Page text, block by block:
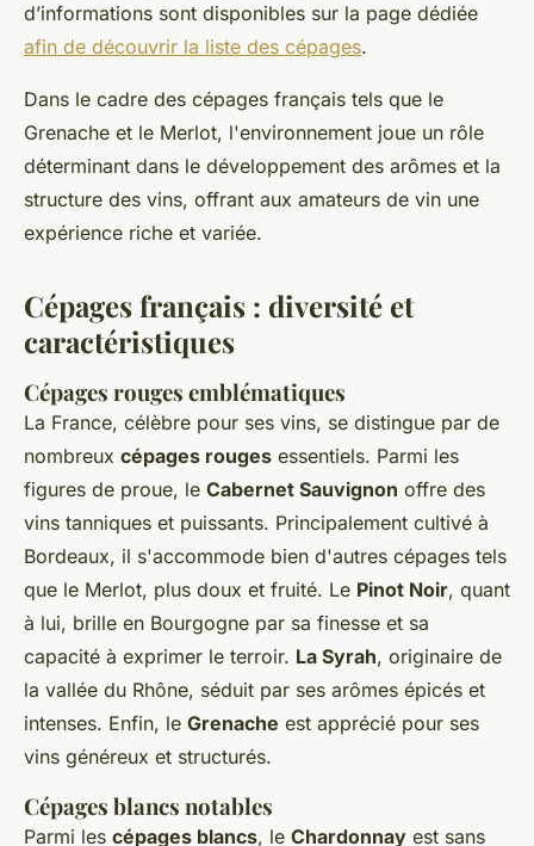
d’informations sont disponibles sur la page dédiée
afin de découvrir la liste des cépages.
Dans le cadre des cépages français tels que le
Grenache et le Merlot, l'environnement joue un rôle
déterminant dans le développement des arômes et la
structure des vins, offrant aux amateurs de vin une
expérience riche et variée.
Cépages français : diversité et
caractéristiques
Cépages rouges emblématiques
La France, célèbre pour ses vins, se distingue par de
nombreux cépages rouges essentiels. Parmi les
figures de proue, le Cabernet Sauvignon offre des
vins tanniques et puissants. Principalement cultivé à
Bordeaux, il s'accommode bien d'autres cépages tels
que le Merlot, plus doux et fruité. Le Pinot Noir, quant
à lui, brille en Bourgogne par sa finesse et sa
capacité à exprimer le terroir. La Syrah, originaire de
la vallée du Rhône, séduit par ses arômes épicés et
intenses. Enfin, le Grenache est apprécié pour ses
vins généreux et structurés.
Cépages blancs notables
Parmi les cépages blancs, le Chardonnay est sans